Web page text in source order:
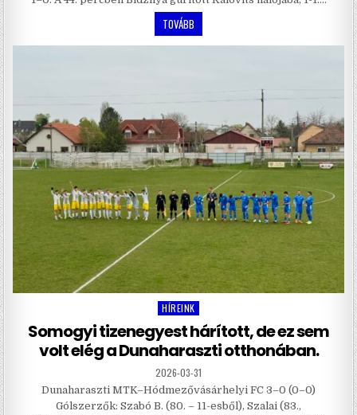
TOVÁBB
Posted
HÍREINK
Somogyi tizenegyest hárított, de ez sem
volt elég a Dunaharaszti otthonában.
2026-03-31
Dunaharaszti MTK–Hódmezővásárhelyi FC 3–0 (0–0)
Gólszerzők: Szabó B. (80. – 11-esből), Szalai (83.,